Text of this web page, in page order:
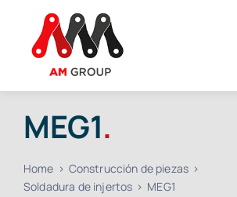
contenido
MEG1.
Home
Construcción de piezas
Soldadura de injertos
MEG1